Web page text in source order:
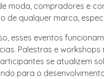
moda, compradores e
de qualquer marca,
esses eventos
Palestras e
se atualizem
para o